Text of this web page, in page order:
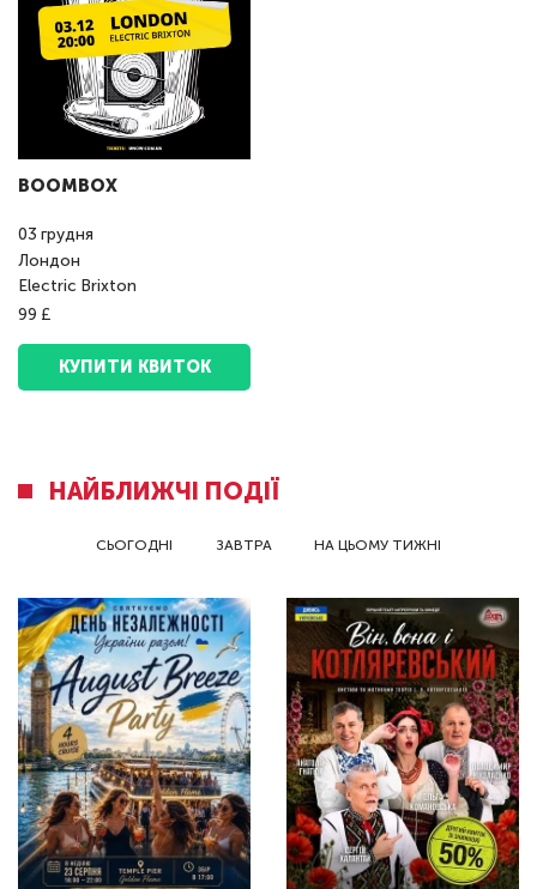
BOOMBOX
03 грудня
Лондон
Electric Brixton
99 £
КУПИТИ КВИТОК
НАЙБЛИЖЧІ ПОДІЇ
СЬОГОДНІ ЗАВТРА НА ЦЬОМУ ТИЖНІ